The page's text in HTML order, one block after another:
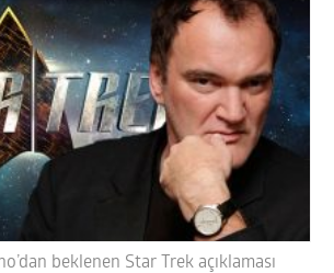
beklenen Star Trek açıklaması